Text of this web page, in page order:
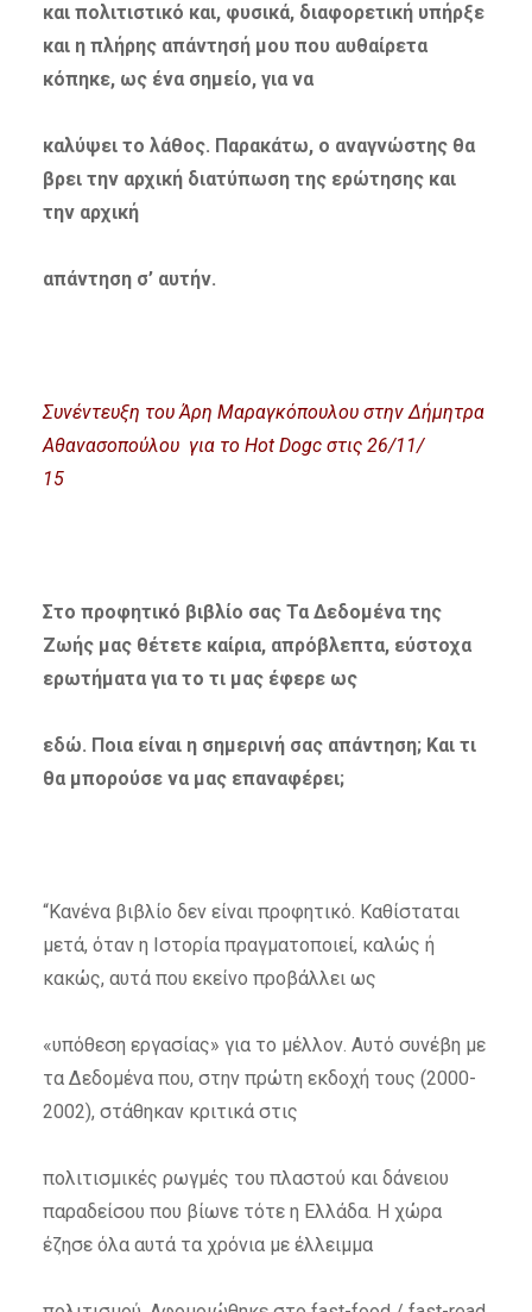
και πολιτιστικό και, φυσικά, διαφορετική υπήρξε
και η πλήρης απάντησή μου που αυθαίρετα
κόπηκε, ως ένα σημείο, για να
καλύψει το λάθος. Παρακάτω, ο αναγνώστης θα
βρει την αρχική διατύπωση της ερώτησης και
την αρχική
απάντηση σ’ αυτήν.
Συνέντευξη του Άρη Μαραγκόπουλου στην Δήμητρα
Αθανασοπούλου για το Hot Dogc στις 26/11/
15
Στο προφητικό βιβλίο σας Τα Δεδομένα της
Ζωής μας θέτετε καίρια, απρόβλεπτα, εύστοχα
ερωτήματα για το τι μας έφερε ως
εδώ. Ποια είναι η σημερινή σας απάντηση; Και τι
θα μπορούσε να μας επαναφέρει;
“Κανένα βιβλίο δεν είναι προφητικό. Καθίσταται
μετά, όταν η Ιστορία πραγματοποιεί, καλώς ή
κακώς, αυτά που εκείνο προβάλλει ως
«υπόθεση εργασίας» για το μέλλον. Αυτό συνέβη με
τα Δεδομένα που, στην πρώτη εκδοχή τους (2000-
2002), στάθηκαν κριτικά στις
πολιτισμικές ρωγμές του πλαστού και δάνειου
παραδείσου που βίωνε τότε η Ελλάδα. Η χώρα
έζησε όλα αυτά τα χρόνια με έλλειμμα